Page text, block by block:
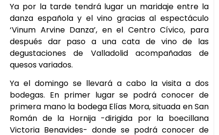
Ya por la tarde tendrá lugar un maridaje entre la
danza española y el vino gracias al espectáculo
‘Vinum Arvine Danza’, en el Centro Cívico, para
después dar paso a una cata de vino de las
degustaciones de Valladolid acompañadas de
quesos variados.
Ya el domingo se llevará a cabo la visita a dos
bodegas. En primer lugar se podrá conocer de
primera mano la bodega Elías Mora, situada en San
Román de la Hornija -dirigida por la boecillana
Victoria Benavides- donde se podrá conocer de